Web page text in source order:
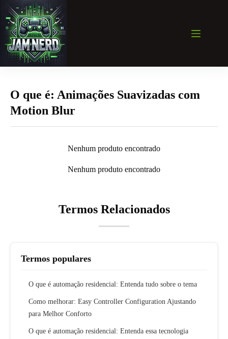
para
conteúdo
O que é: Animações Suavizadas com
Motion Blur
Nenhum produto encontrado
Nenhum produto encontrado
Termos Relacionados
Termos populares
O que é automação residencial: Entenda tudo sobre o tema
Como melhorar: Easy Controller Configuration Ajustando
para Melhor Conforto
O que é automação residencial: Entenda essa tecnologia